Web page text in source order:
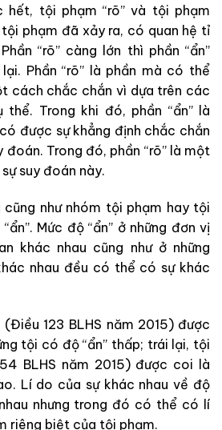
hết, tội phạm “rõ” và tội phạm
tội phạm đã xảy ra, có quan hệ tỉ
“rõ” càng lớn thì phần “ẩn”
Phần “rõ” là phần mà có thể
cách chắc chắn vì dựa trên các
Trong khi đó, phần “ẩn” là
được sự khẳng định chắc chắn
đoán. Trong đó, phần “rõ” là một
suy đoán này.
như nhóm tội phạm hay tội
Mức độ “ẩn” ở những đơn vị
khác nhau cũng như ở những
nhau đều có thể có sự khác
123 BLHS năm 2015) được
tội có độ “ẩn” thấp; trái lại, tội
BLHS năm 2015) được coi là
Lí do của sự khác nhau về độ
nhưng trong đó có thể có lí
riêng biệt của tội phạm.